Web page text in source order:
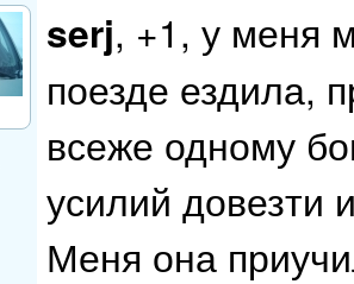
serj, +1, у меня
поезде ездила,
всеже одному
усилий довезти
Меня она